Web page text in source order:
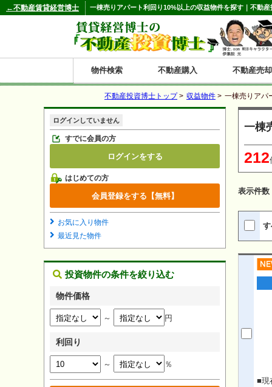
一棟売りアパート利回り10%以上の収益物件を探す｜不動産
物件検索
北
海
道
東
北
青森
秋田
岩手
宮城
山形
福島
関
東
東京
埼玉
神奈川
千葉
茨城
栃木
群馬
信
州・
北
新潟
富山
石川
福井
長野
山梨
東
海
静岡
愛知
岐阜
三重
関
西
大阪
兵庫
京都
滋賀
奈良
和歌山
中
国・
四
鳥取
岡山
島根
広島
山口
香川
徳島
愛媛
高知
九
州
福岡
佐賀
長崎
熊本
大分
宮崎
鹿児島
沖縄
不動産購入 不動産売却
←不動産賃貸経営博士
不動産投資博士トップ> 収益物件 > 一棟売りアパ
一棟
212
表示件数
■現
ログインしていません
すでに会員の方
ログインをする
はじめての方
会員登録をする【無料】
お気に入り物件
最近見た物件
投資物件の条件を絞り込む
物件価格
～ 円
利回り
～ ％